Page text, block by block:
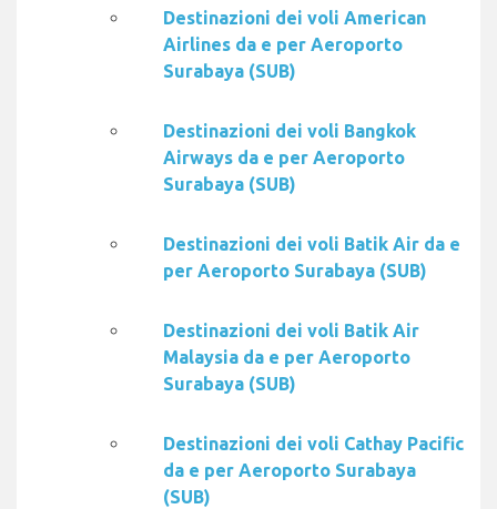
Destinazioni dei voli American
Airlines da e per Aeroporto
Surabaya (SUB)
Destinazioni dei voli Bangkok
Airways da e per Aeroporto
Surabaya (SUB)
Destinazioni dei voli Batik Air da e
per Aeroporto Surabaya (SUB)
Destinazioni dei voli Batik Air
Malaysia da e per Aeroporto
Surabaya (SUB)
Destinazioni dei voli Cathay Pacific
da e per Aeroporto Surabaya
(SUB)